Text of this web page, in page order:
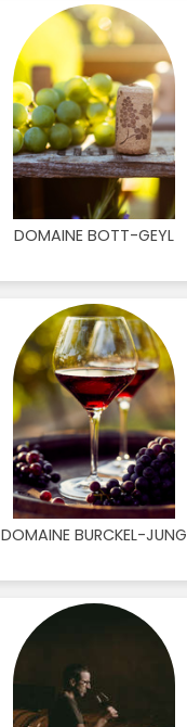
DOMAINE BOTT-GEYL
DOMAINE BURCKEL-JUNG